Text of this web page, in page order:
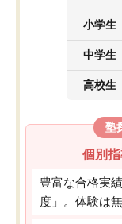
小学生
中学生
高校生
塾
個別
豊富な合格実
度」。体験は無